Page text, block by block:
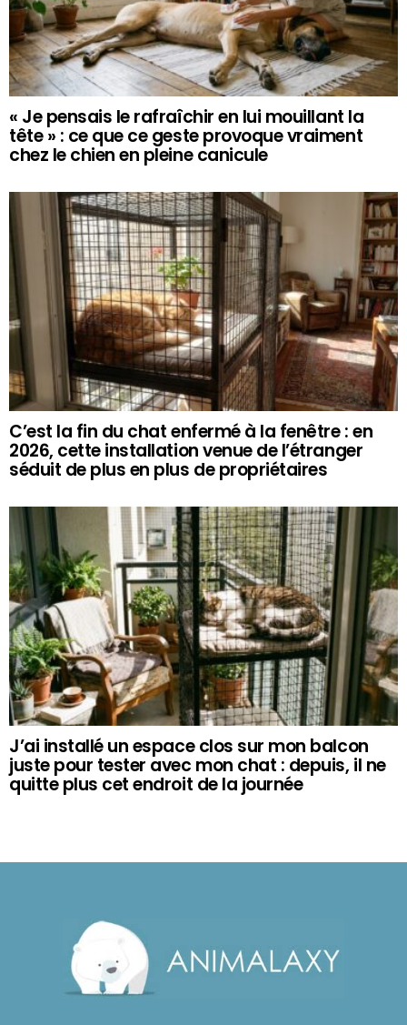
« Je pensais le rafraîchir en lui mouillant la
tête » : ce que ce geste provoque vraiment
chez le chien en pleine canicule
C’est la fin du chat enfermé à la fenêtre : en
2026, cette installation venue de l’étranger
séduit de plus en plus de propriétaires
J’ai installé un espace clos sur mon balcon
juste pour tester avec mon chat : depuis, il ne
quitte plus cet endroit de la journée